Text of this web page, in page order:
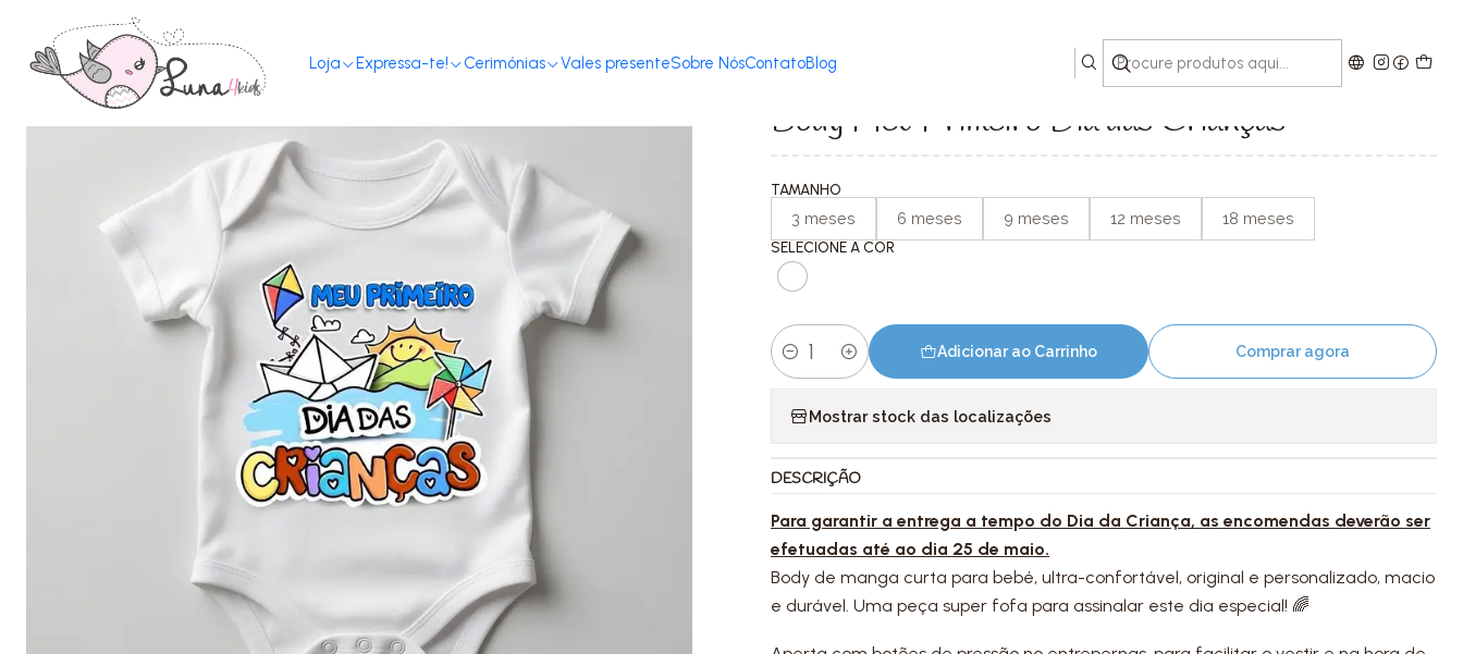
Loja Expressa-te! Cerimónias Vales presenteSobre NósContatoBlog
Body Meu Primeiro Dia das Crianças
TAMANHO
3 meses 6 meses 9 meses 12 meses 18 meses
SELECIONE A COR
Quantidade
Adicionar ao Carrinho Comprar agora
Mostrar stock das localizações
DESCRIÇÃO
Para garantir a entrega a tempo do Dia da Criança, as encomendas deverão ser
efetuadas até ao dia 25 de maio.
Body de manga curta para bebé, ultra-confortável, original e personalizado, macio
e durável. Uma peça super fofa para assinalar este dia especial! 🌈